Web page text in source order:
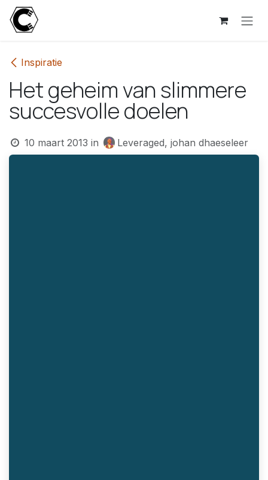
Overslaan naar inhoud
Inspiratie
Het geheim van slimmere
succesvolle doelen
10 maart 2013 in Leveraged, johan dhaeseleer